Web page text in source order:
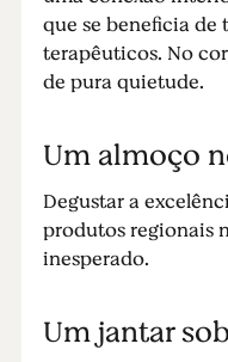
que se beneficia de
terapêuticos. No
de pura quietude.
Um almoço
Degustar a
produtos regionais
inesperado.
Um jantar